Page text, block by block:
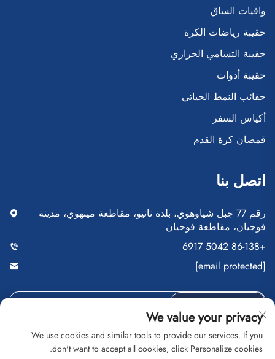
واقيات الساق
حقيبة رياضات الكرة
حقيبة التسامي الحراري
حقيبة أدوات
حقائب النمط الحياتي
أكياس السفر
قمصان كرة القدم
اتصل بنا
رقم 77 جبل شياوهوي، بلدة نانيو، مقاطعة مينهوي، مدينة
فوجيان، مقاطعة فوجيان
+86-138 5042 6917
[email protected]
We value your privacy
We use cookies and similar tools to provide our services. If you
don't want to accept all cookies, click Personalize cookies.